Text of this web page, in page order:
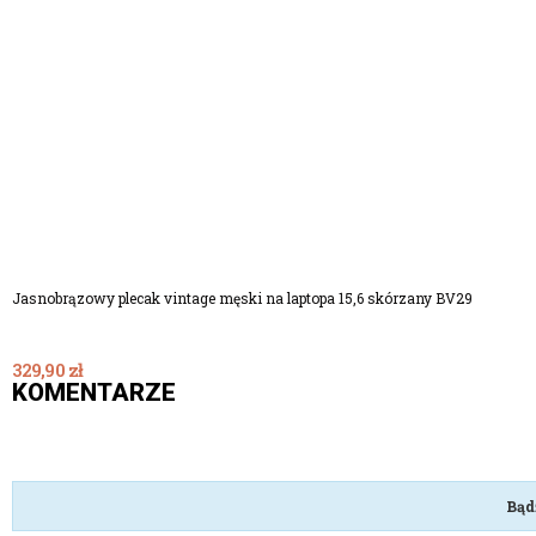
Jasnobrązowy plecak vintage męski na laptopa 15,6 skórzany BV29
329,90 zł
KOMENTARZE